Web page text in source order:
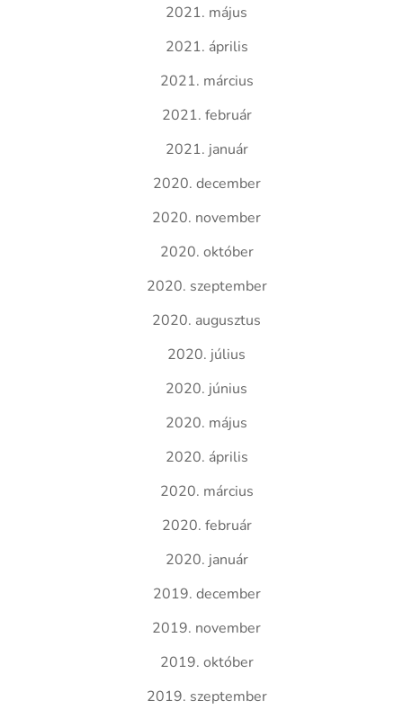
2021. május
2021. április
2021. március
2021. február
2021. január
2020. december
2020. november
2020. október
2020. szeptember
2020. augusztus
2020. július
2020. június
2020. május
2020. április
2020. március
2020. február
2020. január
2019. december
2019. november
2019. október
2019. szeptember